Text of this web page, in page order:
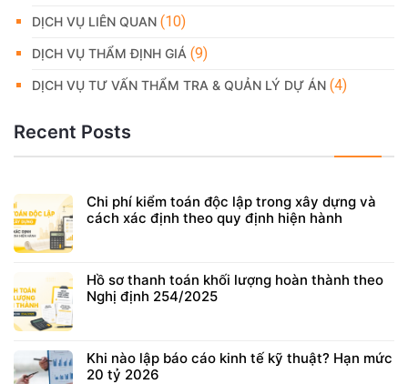
DỊCH VỤ LIÊN QUAN (10)
DỊCH VỤ THẨM ĐỊNH GIÁ (9)
DỊCH VỤ TƯ VẤN THẨM TRA & QUẢN LÝ DỰ ÁN (4)
Recent Posts
Chi phí kiểm toán độc lập trong xây dựng và
cách xác định theo quy định hiện hành
Hồ sơ thanh toán khối lượng hoàn thành theo
Nghị định 254/2025
Khi nào lập báo cáo kinh tế kỹ thuật? Hạn mức
20 tỷ 2026